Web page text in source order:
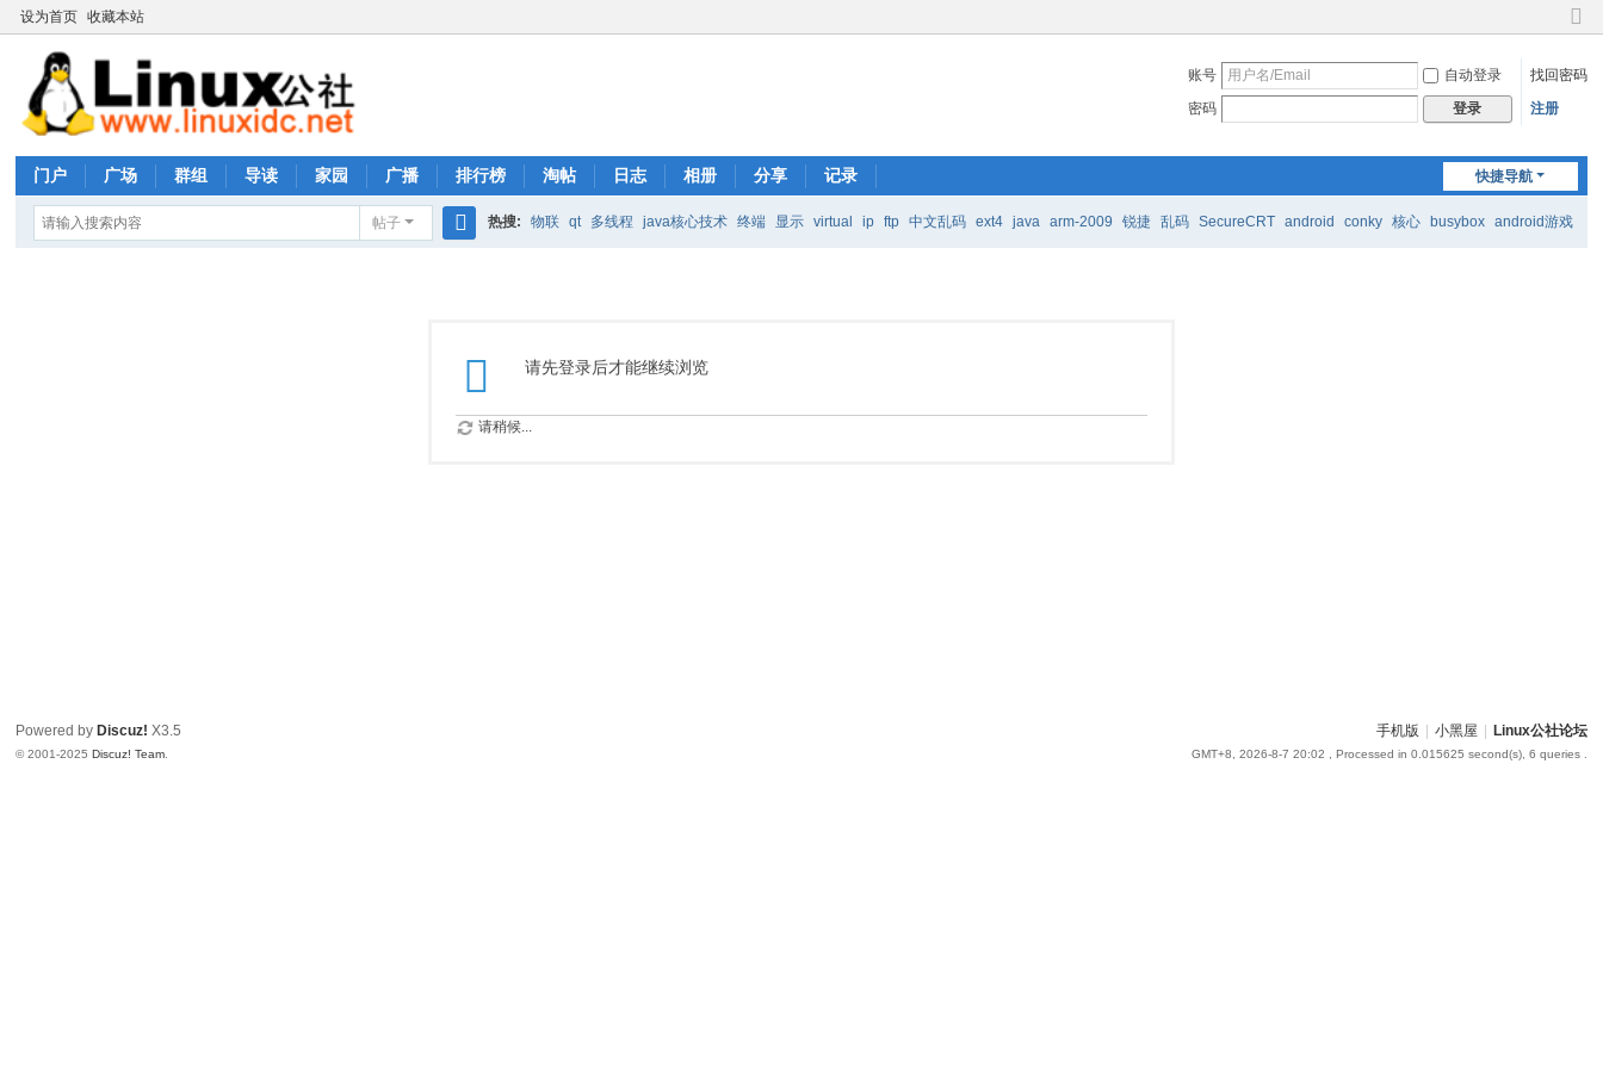
设为首页 收藏本站
切
到
账号 自动登录
找回密码
密码
登录 注册
快捷导航
门户 广场 群组 导读 家园 广播 排行榜 淘帖 日志 相册 分享 记录
帖子 热搜: 物联 qt 多线程 java核心技术 终端 显示 virtual ip ftp 中文乱码 ext4 java arm-2009 锐捷 乱码 SecureCRT android conky 核心 busybox android游戏
请先登录后才能继续浏览
请稍候...
手机版 小黑屋 Linux公社论坛
GMT+8, 2026-8-7 20:02 , Processed in 0.015625 second(s), 6 queries .
Powered by Discuz! X3.5
© 2001-2025Discuz! Team